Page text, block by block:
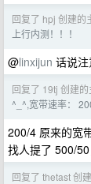
回复了 hpj 创建的
上行内测！！！
@linxijun 话说
回复了 19tj 创建
^_^,宽带速率：
200/4 原来的宽
找人提了 500/
回复了 thetast 创